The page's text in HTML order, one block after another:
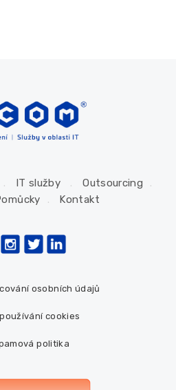
IT služby
Outsourcing
Kontakt
osobních údajů
cookies
politika